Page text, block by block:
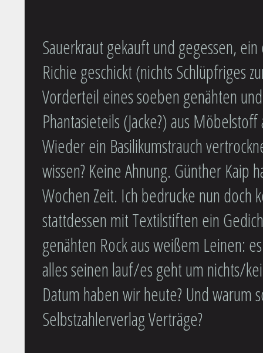
Sauerkraut gekauft und gegessen,
Richie geschickt (nichts Schlüpfriges
Vorderteil eines soeben genähten
Phantasieteils (Jacke?) aus
Wieder ein Basilikumstrauch
wissen? Keine Ahnung. Günther Kaip
Wochen Zeit. Ich bedrucke nun doch
stattdessen mit Textilstiften ein
genähten Rock aus weißem Leinen:
alles seinen lauf/es geht um nichts/
Datum haben wir heute? Und warum
Selbstzahlerverlag Verträge?